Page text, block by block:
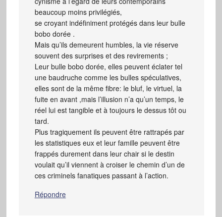
beaucoup moins privilégiés,
se croyant indéfiniment protégés dans leur bulle
bobo dorée .
Mais qu’ils demeurent humbles, la vie réserve
souvent des surprises et des revirements ;
Leur bulle bobo dorée, elles peuvent éclater tel
une baudruche comme les bulles spéculatives,
elles sont de la même fibre: le bluf, le virtuel, la
fuite en avant ,mais l’illusion n’a qu’un temps, le
réel lui est tangible et à toujours le dessus tôt ou
tard.
Plus tragiquement ils peuvent être rattrapés par
les statistiques eux et leur famille peuvent être
frappés durement dans leur chair si le destin
voulait qu’il viennent à croiser le chemin d’un de
ces criminels fanatiques passant à l’action.
Répondre